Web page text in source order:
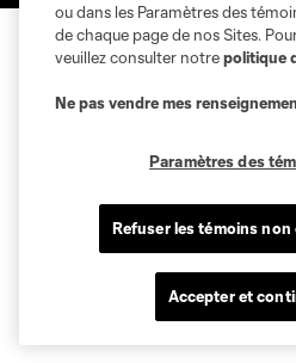
ou dans les Paramètres des
de chaque page de nos Sites.
veuillez consulter notrepolitique
Ne pas vendre mes
Paramètres des
Refuser les témoins non
Accepter et